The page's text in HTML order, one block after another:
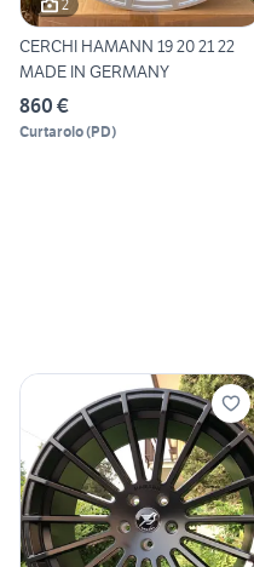
2
CERCHI HAMANN 19 20 21 22
MADE IN GERMANY
860 €
Curtarolo(PD)